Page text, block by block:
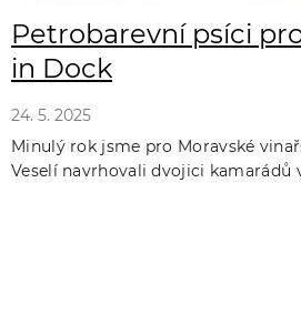
Petrobarevní psíci
in Dock
24. 5. 2025
Minulý rok jsme pro Moravské
Veselí navrhovali dvojici kamarádů